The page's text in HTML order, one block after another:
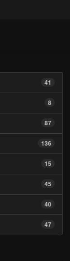
41
8
87
136
15
45
40
47